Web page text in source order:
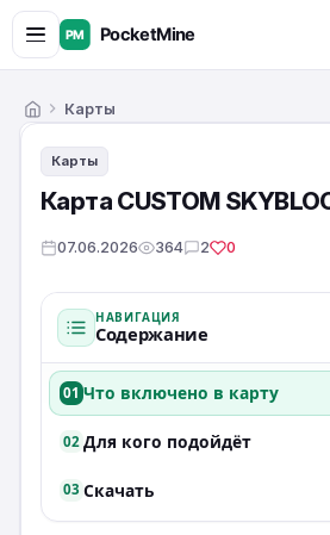
ГлавнаяКарты
Карты
Карта CUSTOM
07.06.2026 364 2 0
НАВИГАЦИЯ
Содержание
01 Что включено в карту
02 Для кого подойдёт
03 Скачать